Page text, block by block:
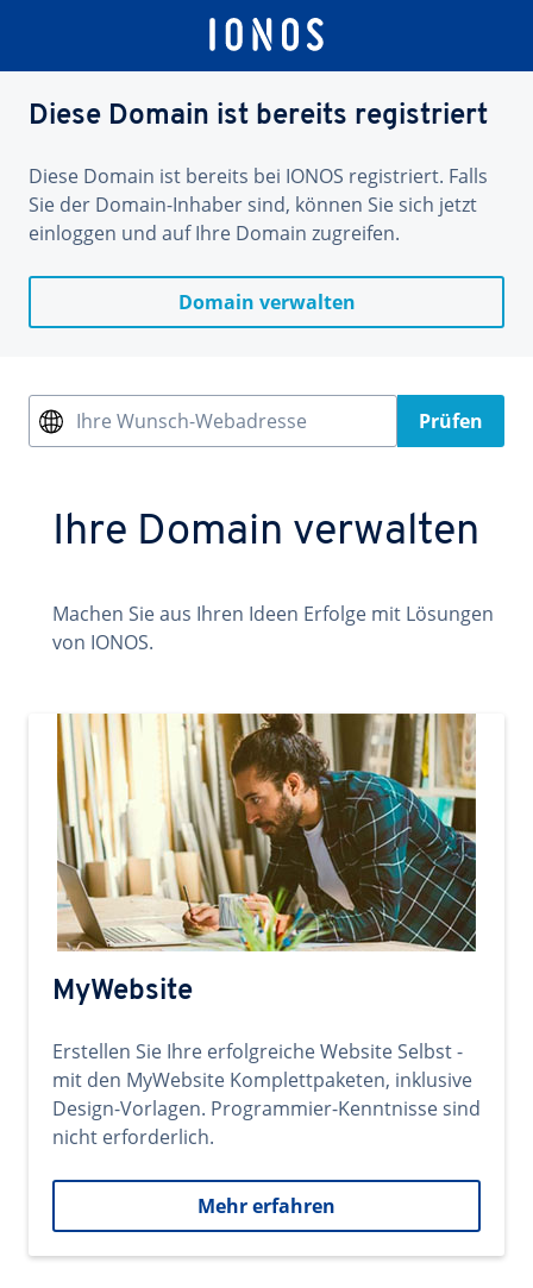
Diese Domain ist bereits registriert
Diese Domain ist bereits bei IONOS registriert. Falls
Sie der Domain-Inhaber sind, können Sie sich jetzt
einloggen und auf Ihre Domain zugreifen.
Domain verwalten
Ihre Wunsch-Webadresse Prüfen
Ihre Domain verwalten
Machen Sie aus Ihren Ideen Erfolge mit Lösungen
von IONOS.
MyWebsite
Erstellen Sie Ihre erfolgreiche Website Selbst -
mit den MyWebsite Komplettpaketen, inklusive
Design-Vorlagen. Programmier-Kenntnisse sind
nicht erforderlich.
Mehr erfahren